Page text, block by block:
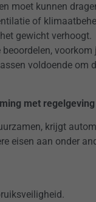
moet kunnen
of
gewicht verhoogt.
voldoende
met
krijgt
eisen aan onder